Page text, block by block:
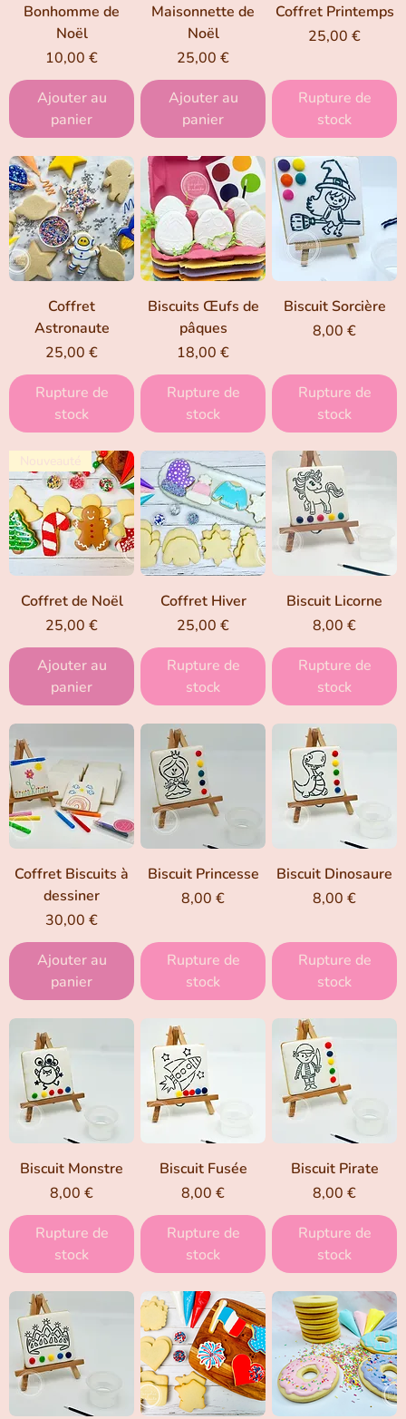
Bonhomme de
Noël
Prix
10,00 €
Ajouter au
panier
Maisonnette de
Noël
Prix
25,00 €
Ajouter au
panier
Coffret Printemps
Prix
25,00 €
Rupture de
stock
Coffret
Astronaute
Prix
25,00 €
Rupture de
stock
Biscuits Œufs de
pâques
Prix
18,00 €
Rupture de
stock
Biscuit Sorcière
Prix
8,00 €
Rupture de
stock
Coffret de Noël
Prix
25,00 €
Ajouter au
panier
Coffret Hiver
Prix
25,00 €
Rupture de
stock
Biscuit Licorne
Prix
8,00 €
Rupture de
stock
Coffret Biscuits à
dessiner
Prix
30,00 €
Ajouter au
panier
Biscuit Princesse
Prix
8,00 €
Rupture de
stock
Biscuit Dinosaure
Prix
8,00 €
Rupture de
stock
Biscuit Monstre
Prix
8,00 €
Rupture de
stock
Biscuit Fusée
Prix
8,00 €
Rupture de
stock
Biscuit Pirate
Prix
8,00 €
Rupture de
stock